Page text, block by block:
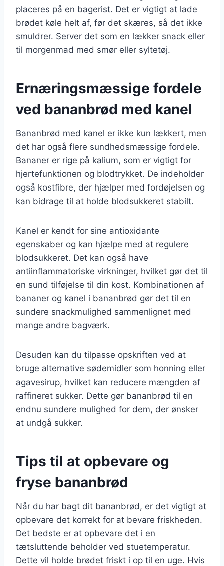
placeres på en bagerist. Det er vigtigt at lade
brødet køle helt af, før det skæres, så det ikke
smuldrer. Server det som en lækker snack eller
til morgenmad med smør eller syltetøj.
Ernæringsmæssige fordele
ved bananbrød med kanel
Bananbrød med kanel er ikke kun lækkert, men
det har også flere sundhedsmæssige fordele.
Bananer er rige på kalium, som er vigtigt for
hjertefunktionen og blodtrykket. De indeholder
også kostfibre, der hjælper med fordøjelsen og
kan bidrage til at holde blodsukkeret stabilt.
Kanel er kendt for sine antioxidante
egenskaber og kan hjælpe med at regulere
blodsukkeret. Det kan også have
antiinflammatoriske virkninger, hvilket gør det til
en sund tilføjelse til din kost. Kombinationen af
bananer og kanel i bananbrød gør det til en
sundere snackmulighed sammenlignet med
mange andre bagværk.
Desuden kan du tilpasse opskriften ved at
bruge alternative sødemidler som honning eller
agavesirup, hvilket kan reducere mængden af
raffineret sukker. Dette gør bananbrød til en
endnu sundere mulighed for dem, der ønsker
at undgå sukker.
Tips til at opbevare og
fryse bananbrød
Når du har bagt dit bananbrød, er det vigtigt at
opbevare det korrekt for at bevare friskheden.
Det bedste er at opbevare det i en
tætsluttende beholder ved stuetemperatur.
Dette vil holde brødet friskt i op til en uge. Hvis